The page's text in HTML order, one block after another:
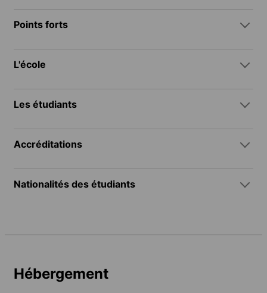
Points forts
L'école
Les étudiants
Accréditations
Nationalités des étudiants
Hébergement